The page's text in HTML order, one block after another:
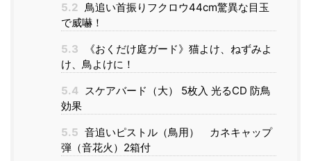
5.2 鳥追い首振りフクロウ44cm驚異な目玉
で威嚇！
5.3
《おくだけ庭ガード》猫よけ、ねずみよ
け、鳥よけに！
5.4 スケアバード（大） 5枚入 光るCD 防鳥
効果
5.5 音追いピストル（鳥用） カネキャップ
弾（音花火）2箱付